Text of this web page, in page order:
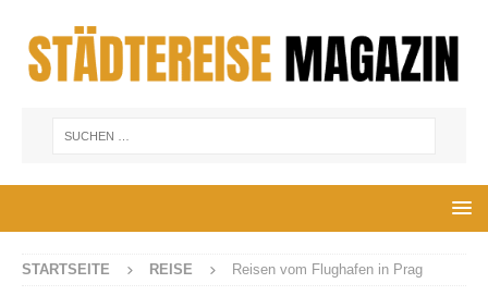
STARTSEITE REISE Reisen vom Flughafen in Prag